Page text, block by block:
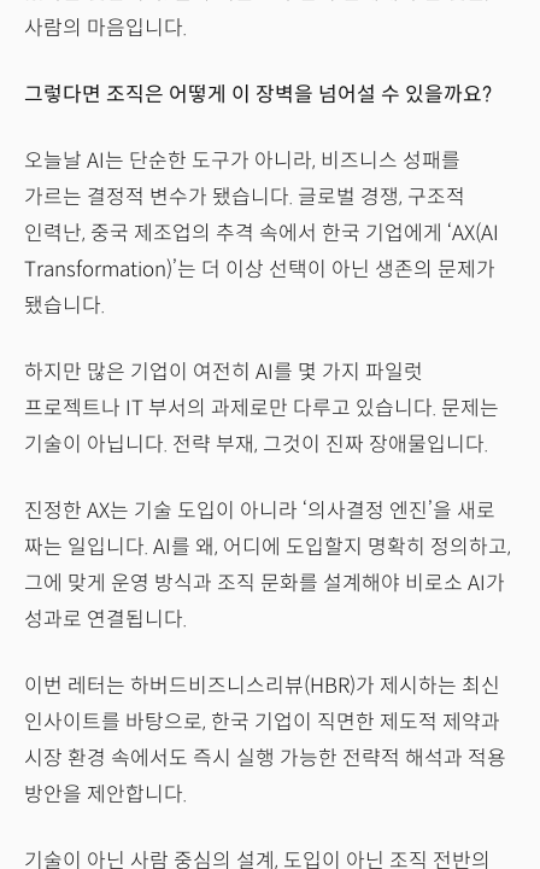
사람의 마음입니다.
그렇다면 조직은 어떻게 이 장벽을 넘어설 수 있을까요?
오늘날 AI는 단순한 도구가 아니라, 비즈니스 성패를
가르는 결정적 변수가 됐습니다. 글로벌 경쟁, 구조적
인력난, 중국 제조업의 추격 속에서 한국 기업에게 ‘AX(AI
Transformation)’는 더 이상 선택이 아닌 생존의 문제가
됐습니다.
하지만 많은 기업이 여전히 AI를 몇 가지 파일럿
프로젝트나 IT 부서의 과제로만 다루고 있습니다. 문제는
기술이 아닙니다. 전략 부재, 그것이 진짜 장애물입니다.
진정한 AX는 기술 도입이 아니라 ‘의사결정 엔진’을 새로
짜는 일입니다. AI를 왜, 어디에 도입할지 명확히 정의하고,
그에 맞게 운영 방식과 조직 문화를 설계해야 비로소 AI가
성과로 연결됩니다.
이번 레터는 하버드비즈니스리뷰(HBR)가 제시하는 최신
인사이트를 바탕으로, 한국 기업이 직면한 제도적 제약과
시장 환경 속에서도 즉시 실행 가능한 전략적 해석과 적용
방안을 제안합니다.
기술이 아닌 사람 중심의 설계, 도입이 아닌 조직 전반의